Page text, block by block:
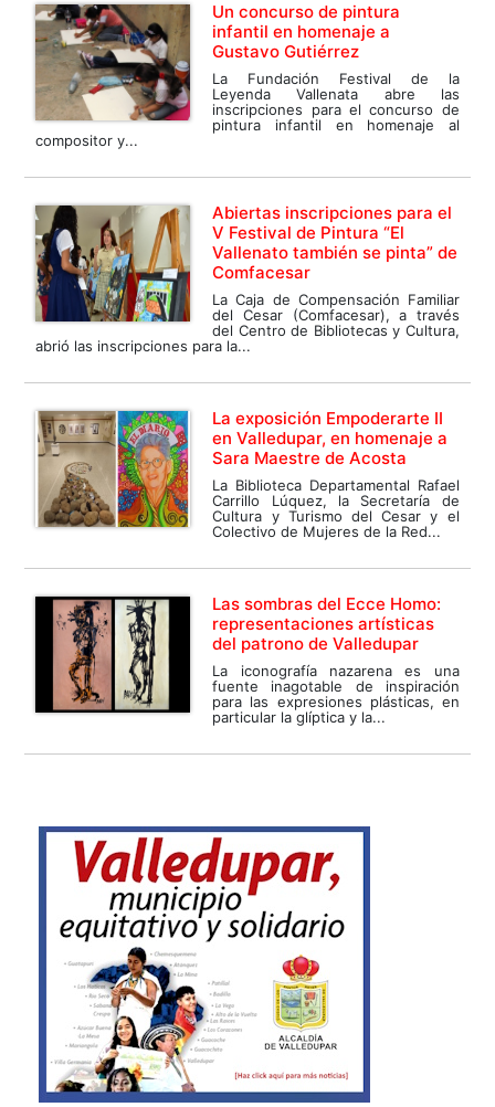
Un concurso de pintura
infantil en homenaje a
Gustavo Gutiérrez
La Fundación Festival de la
Leyenda Vallenata abre las
inscripciones para el concurso de
pintura infantil en homenaje al
compositor y...
Abiertas inscripciones para el
V Festival de Pintura “El
Vallenato también se pinta” de
Comfacesar
La Caja de Compensación Familiar
del Cesar (Comfacesar), a través
del Centro de Bibliotecas y Cultura,
abrió las inscripciones para la...
La exposición Empoderarte II
en Valledupar, en homenaje a
Sara Maestre de Acosta
La Biblioteca Departamental Rafael
Carrillo Lúquez, la Secretaría de
Cultura y Turismo del Cesar y el
Colectivo de Mujeres de la Red...
Las sombras del Ecce Homo:
representaciones artísticas
del patrono de Valledupar
La iconografía nazarena es una
fuente inagotable de inspiración
para las expresiones plásticas, en
particular la glíptica y la...